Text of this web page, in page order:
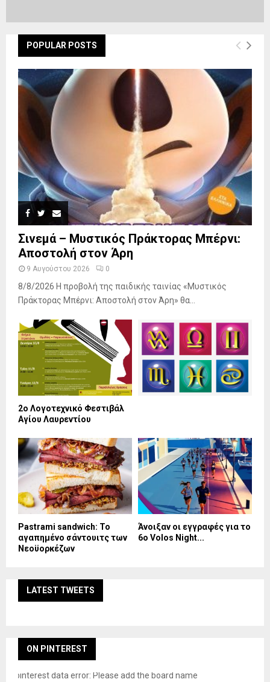
POPULAR POSTS
Σινεμά – Μυστικός Πράκτορας Μπέρνι:
Αποστολή στον Άρη
9 Αυγούστου 2026 0
8/8/2026 Η προβολή της παιδικής ταινίας «Μυστικός
Πράκτορας Μπέρνι: Αποστολή στον Άρη» θα...
2ο Λογοτεχνικό Φεστιβάλ
Αγίου Λαυρεντίου
Pastrami sandwich: Το
αγαπημένο σάντουιτς των
Νεοϋορκέζων
Άνοιξαν οι εγγραφές για το
6ο Volos Night...
LATEST TWEETS
ON PINTEREST
pinterest data error: Please add the board name